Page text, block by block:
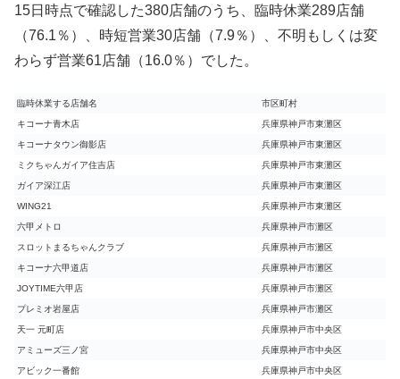
15日時点で確認した380店舗のうち、臨時休業289店舗
（76.1％）、時短営業30店舗（7.9％）、不明もしくは変
わらず営業61店舗（16.0％）でした。
臨時休業する店舗名 市区町村
キコーナ青木店 兵庫県神戸市東灘区
キコーナタウン御影店 兵庫県神戸市東灘区
ミクちゃんガイア住吉店 兵庫県神戸市東灘区
ガイア深江店 兵庫県神戸市東灘区
WING21 兵庫県神戸市東灘区
六甲メトロ 兵庫県神戸市灘区
スロットまるちゃんクラブ 兵庫県神戸市灘区
キコーナ六甲道店 兵庫県神戸市灘区
JOYTIME六甲店 兵庫県神戸市灘区
プレミオ岩屋店 兵庫県神戸市灘区
天一 元町店 兵庫県神戸市中央区
アミューズ三ノ宮 兵庫県神戸市中央区
アビック一番館 兵庫県神戸市中央区